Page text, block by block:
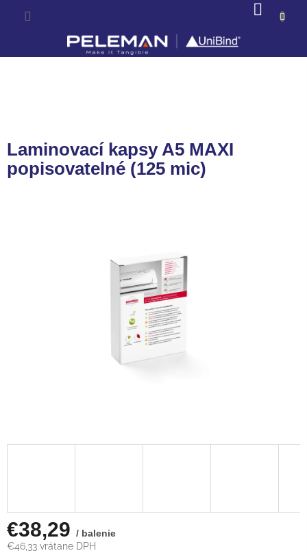
KOŠÍK
Laminovací kapsy A5 MAXI
popisovatelné (125 mic)
€38,29 / balenie
€46,33 vrátane DPH